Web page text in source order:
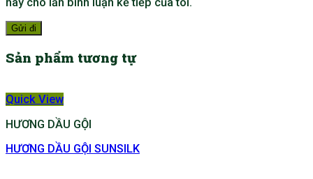
này cho lần bình luận kế tiếp của tôi.
Sản phẩm tương tự
Quick View
HƯƠNG DẦU GỘI
HƯƠNG DẦU GỘI SUNSILK